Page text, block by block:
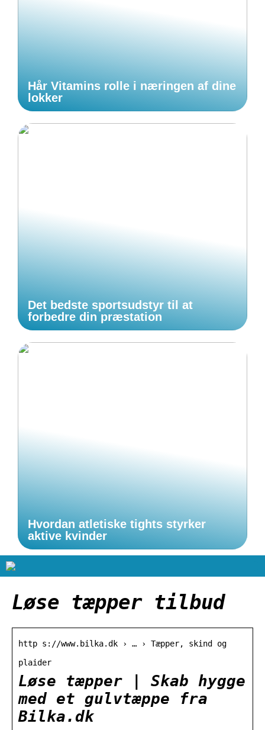
Hår Vitamins rolle i næringen af dine
lokker
Det bedste sportsudstyr til at
forbedre din præstation
Hvordan atletiske tights styrker
aktive kvinder
Løse tæpper tilbud
http s://www.bilka.dk › … › Tæpper, skind og
plaider
Løse tæpper | Skab hygge
med et gulvtæppe fra
Bilka.dk